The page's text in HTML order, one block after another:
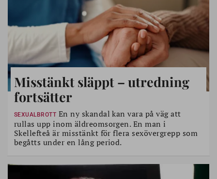
Misstänkt släppt – utredning
fortsätter
SEXUALBROTT En ny skandal kan vara på väg att
rullas upp inom äldreomsorgen. En man i
Skellefteå är misstänkt för flera sexövergrepp som
begåtts under en lång period.